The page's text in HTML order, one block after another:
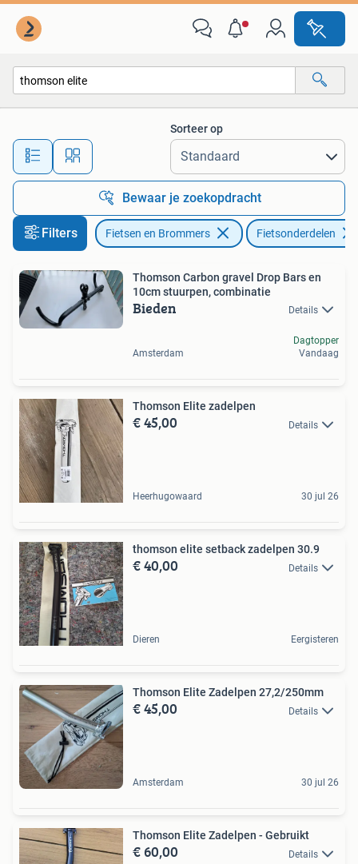
Alle afstanden…
Sorteer op
Bewaar je zoekopdracht
Filters Fietsen en Brommers Fietsonderdelen
Thomson Carbon gravel Drop Bars en
10cm stuurpen, combinatie
Bieden Details
Amsterdam
Dagtopper
Vandaag
Thomson Elite zadelpen
€ 45,00 Details
Heerhugowaard 30 jul 26
thomson elite setback zadelpen 30.9
€ 40,00 Details
Dieren Eergisteren
Thomson Elite Zadelpen 27,2/250mm
€ 45,00 Details
Amsterdam 30 jul 26
Thomson Elite Zadelpen - Gebruikt
€ 60,00 Details